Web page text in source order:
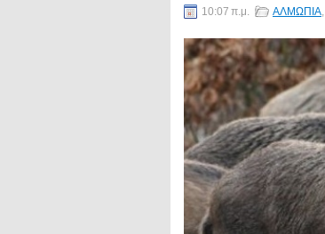
10:07 π.μ. ΑΛΜΩΠΙΑ,